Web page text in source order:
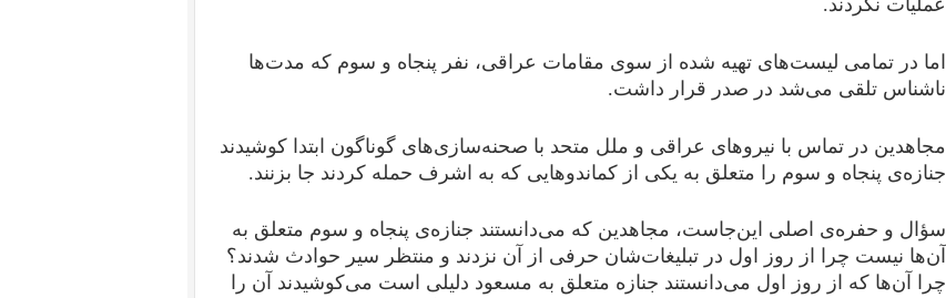
عملیات نکردند.
اما در تمامی لیست‌های تهیه شده از سوی مقامات عراقی، نفر پنجاه و سوم که مدت‌‌ها
ناشناس تلقی می‌شد در صدر قرار داشت.
مجاهدین در تماس با نیروهای عراقی و ملل متحد با صحنه‌‌سازی‌های گوناگون ابتدا کوشیدند
جنازه‌ی پنجاه و سوم را متعلق به یکی از کماندوهایی که به اشرف حمله کردند جا بزنند.
سؤال و حفره‌ی اصلی این‌جاست، مجاهدین که می‌دانستند جنازه‌ی پنجاه و سوم متعلق به
آن‌ها نیست چرا از روز اول در تبلیغات‌شان حرفی از آن نزدند و منتظر سیر حوادث شدند؟
چرا آن‌ها که از روز اول می‌دانستند جنازه متعلق به مسعود دلیلی است می‌‌کوشیدند آن را